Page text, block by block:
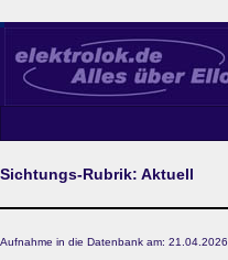
Sichtungs-Rubrik: Aktuell
Aufnahme in die Datenbank am: 21.04.2026